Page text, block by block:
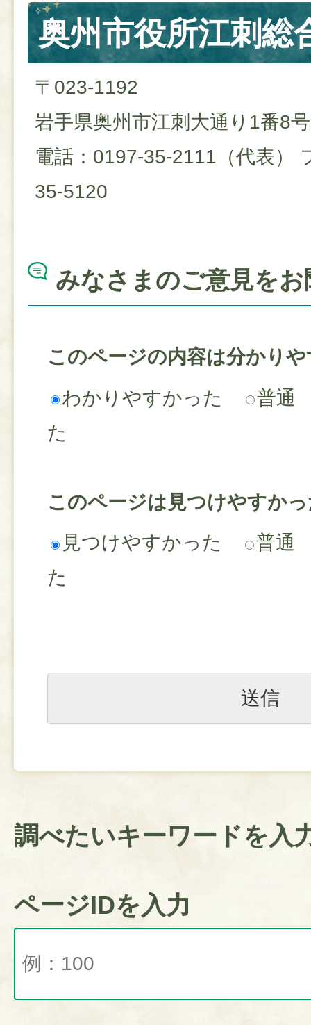
奥州市役所江刺総
〒023-1192
岩手県奥州市江刺大通り1番8号
電話：0197-35-2111（代表）
35-5120
みなさまのご意見を
このページの内容は分かり
わかりやすかった
普通
た
このページは見つけやすか
見つけやすかった
普通
た
調べたいキーワードを入
ページIDを入力